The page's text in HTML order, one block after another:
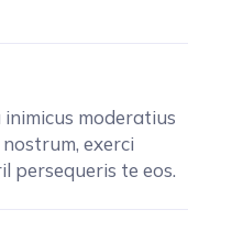
moderatius
exerci
persequeris te eos.